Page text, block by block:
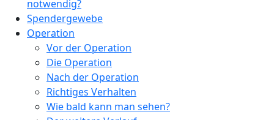
notwendig?
Spendergewebe
Operation
Vor der Operation
Die Operation
Nach der Operation
Richtiges Verhalten
Wie bald kann man sehen?